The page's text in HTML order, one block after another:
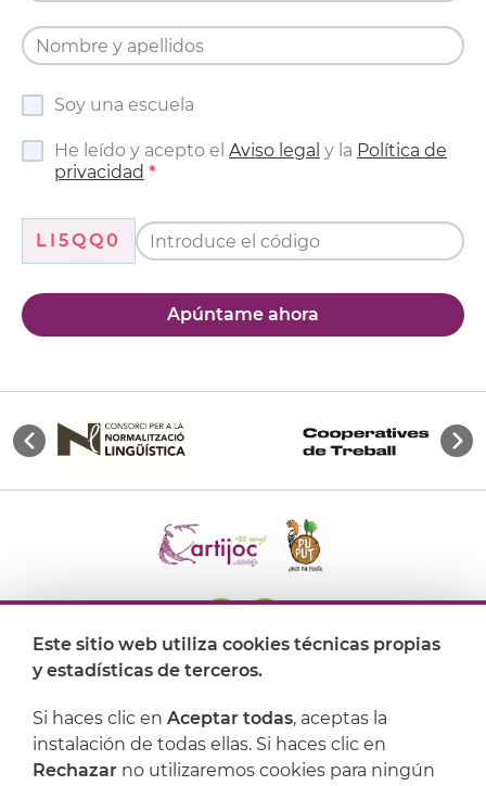
Soy una escuela
He leído y acepto el Aviso legal y la Política de
privacidad
LI5QQ0
Apúntame ahora
Dónde encontrarnos
Artijoc
Soporte
Este sitio web utiliza cookies técnicas propias
y estadísticas de terceros.
Si haces clic en Aceptar todas, aceptas la
instalación de todas ellas. Si haces clic en
Rechazar no utilizaremos cookies para ningún